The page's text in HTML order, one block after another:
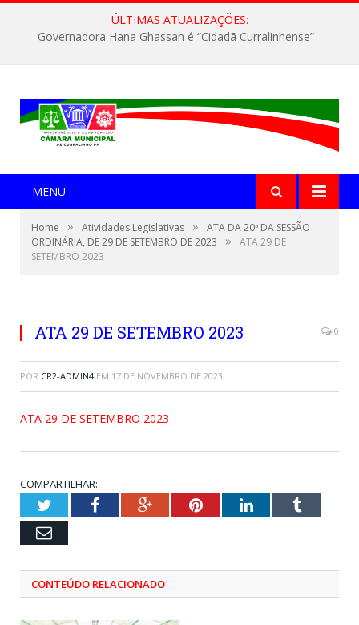
ÚLTIMAS ATUALIZAÇÕES:
Governadora Hana Ghassan é “Cidadã Curralinhense”
MENU
Home » Atividades Legislativas »
ATA DA 20ª DA SESSÃO
ORDINÁRIA, DE 29 DE SETEMBRO DE 2023
»
ATA 29 DE
SETEMBRO 2023
ATA 29 DE SETEMBRO 2023 0
POR CR2-ADMIN4 EM 17 DE NOVEMBRO DE 2023
ATA 29 DE SETEMBRO 2023
COMPARTILHAR:
TwitterFacebookGoogle+PinterestLinkedInTumblr
Email
CONTEÚDO RELACIONADO